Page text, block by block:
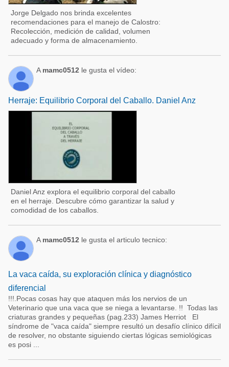
Jorge Delgado nos brinda excelentes
recomendaciones para el manejo de Calostro:
Recolección, medición de calidad, volumen
adecuado y forma de almacenamiento.
A mamc0512 le gusta el vídeo:
Herraje: Equilibrio Corporal del Caballo. Daniel Anz
Daniel Anz explora el equilibrio corporal del caballo
en el herraje. Descubre cómo garantizar la salud y
comodidad de los caballos.
A mamc0512 le gusta el articulo tecnico:
La vaca caída, su exploración clínica y diagnóstico
diferencial
!!!.Pocas cosas hay que ataquen más los nervios de un
Veterinario que una vaca que se niega a levantarse. !! Todas las
criaturas grandes y pequeñas (pag.233) James Herriot El
síndrome de "vaca caída" siempre resultó un desafío clínico difícil
de resolver, no obstante siguiendo ciertas lógicas semiológicas
es posi ...